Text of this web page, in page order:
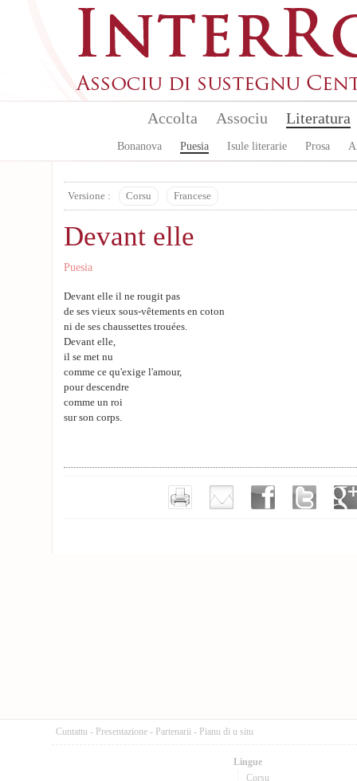
Accolta Associu Literatura
Bonanova Puesia Isule literarie Prosa
Versione : Corsu Francese
Devant elle
Puesia
Devant elle il ne rougit pas
de ses vieux sous-vêtements en coton
ni de ses chaussettes trouées.
Devant elle,
il se met nu
comme ce qu'exige l'amour,
pour descendre
comme un roi
sur son corps.
Cuntattu - Presentazione - Partenarii - Pianu di u situ
Lingue
Corsu